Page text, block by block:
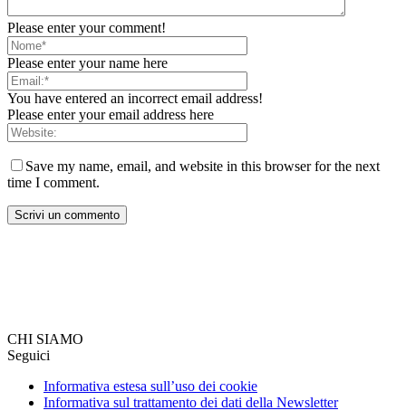
Please enter your comment!
Please enter your name here
You have entered an incorrect email address!
Please enter your email address here
Save my name, email, and website in this browser for the next
time I comment.
CHI SIAMO
Seguici
Informativa estesa sull’uso dei cookie
Informativa sul trattamento dei dati della Newsletter